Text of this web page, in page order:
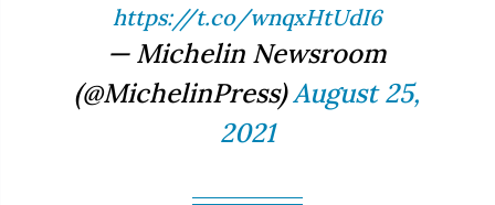
https://t.co/wnqxHtUdI6
— Michelin Newsroom
(@MichelinPress)August 25,
2021